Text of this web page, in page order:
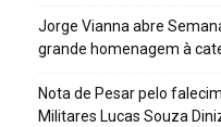
Jorge Vianna abre
grande homenagem à
Nota de Pesar pelo
Militares Lucas Souza